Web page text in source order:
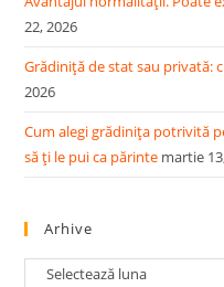
22, 2026
Grădiniță de stat sau privată:
2026
Cum alegi grădinița potrivită
să ți le pui ca părinte martie
Arhive
Arhive